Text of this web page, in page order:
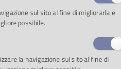
sul sito al fine di migliorarla e
possibile.
la navigazione sul sito al fine di